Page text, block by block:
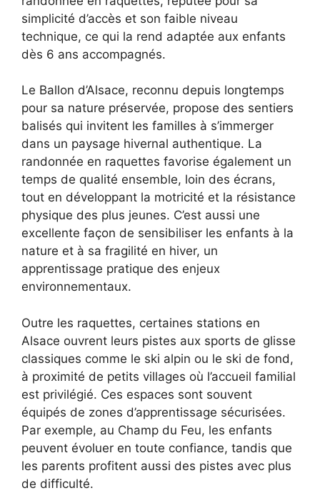
simplicité d’accès et son faible niveau
technique, ce qui la rend adaptée aux enfants
dès 6 ans accompagnés.
Le Ballon d’Alsace, reconnu depuis longtemps
pour sa nature préservée, propose des sentiers
balisés qui invitent les familles à s’immerger
dans un paysage hivernal authentique. La
randonnée en raquettes favorise également un
temps de qualité ensemble, loin des écrans,
tout en développant la motricité et la résistance
physique des plus jeunes. C’est aussi une
excellente façon de sensibiliser les enfants à la
nature et à sa fragilité en hiver, un
apprentissage pratique des enjeux
environnementaux.
Outre les raquettes, certaines stations en
Alsace ouvrent leurs pistes aux sports de glisse
classiques comme le ski alpin ou le ski de fond,
à proximité de petits villages où l’accueil familial
est privilégié. Ces espaces sont souvent
équipés de zones d’apprentissage sécurisées.
Par exemple, au Champ du Feu, les enfants
peuvent évoluer en toute confiance, tandis que
les parents profitent aussi des pistes avec plus
de difficulté.